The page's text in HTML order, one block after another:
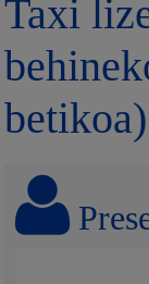
Taxi
betikoa)